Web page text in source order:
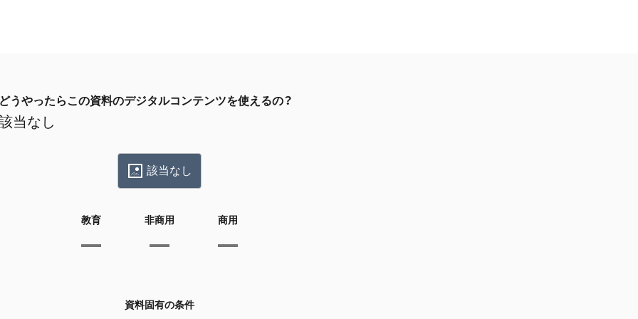
どうやったらこの資料のデジタルコンテンツを使えるの？
当なし
該当なし
教育 非商用 商用
資料固有の条件